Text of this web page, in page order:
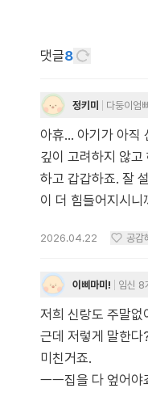
댓글8
정키미 다둥이엄
아휴... 아기가 아직
깊이 고려하지 않
하고 갑갑하죠. 잘
이 더 힘들어지시니
2026.04.22 공감
이삐마미! 임신 8
저희 신랑도 주말없
근데 저렇게 말한다
미친거죠.
ㅡㅡ집을 다 엎어야